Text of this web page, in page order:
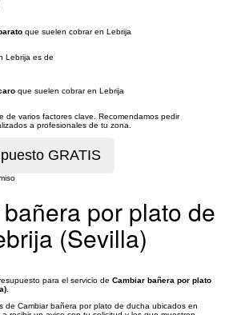
que suelen cobrar en Lebrija
Lebrija es de
que suelen cobrar en Lebrija
de varios factores clave. Recomendamos pedir
a profesionales de tu zona.
por plato de
(Sevilla)
para el servicio de Cambiar bañera por plato
de Cambiar bañera por plato de ducha ubicados en